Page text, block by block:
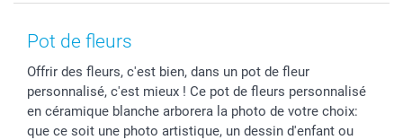
Coques smartphone
Cadres photo & accessoires déco
Dénicheur d'idées cadeau
Fête des Mères
Communion
Baptême
Toussaint
Droit de rétraction
Vie privée
Gestion des cookies
Tarifs
Aide
smartfriends
Livraison
Modes de paiement
Pot de fleurs
Offrir des fleurs, c'est bien, dans un pot de fleur
personnalisé, c'est mieux ! Ce pot de fleurs personnalisé
en céramique blanche arborera la photo de votre choix:
que ce soit une photo artistique, un dessin d'enfant ou